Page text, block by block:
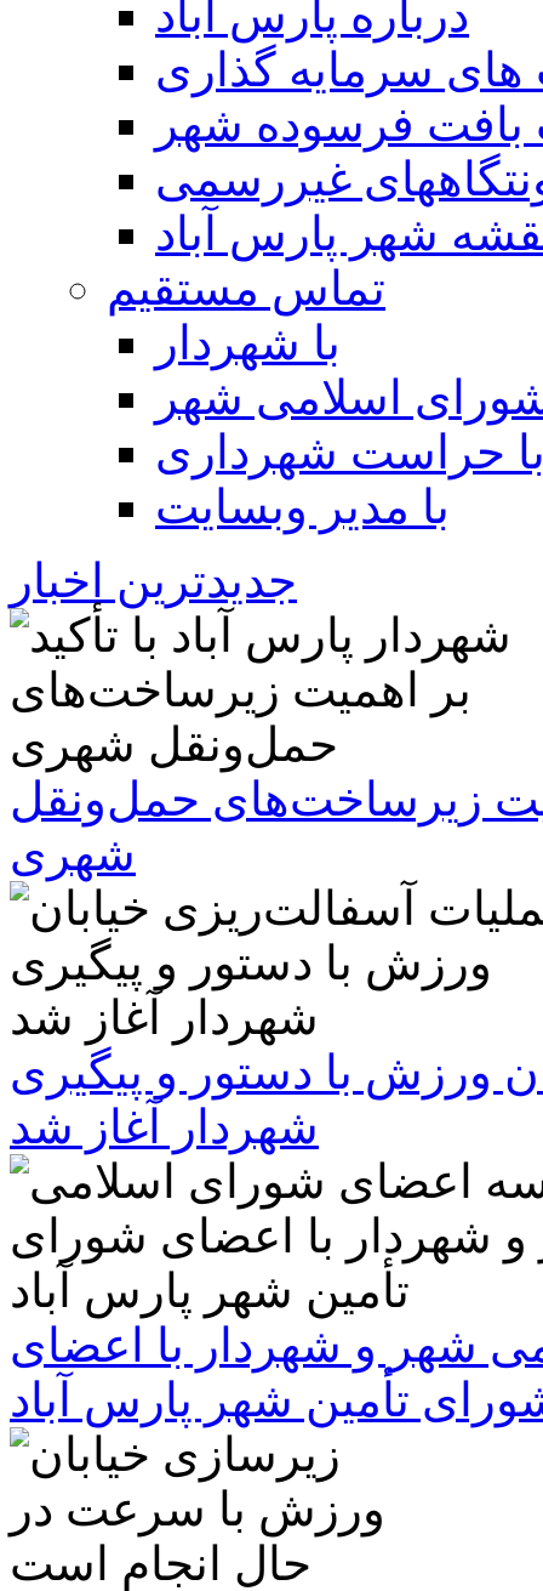
درباره پارس آباد
سرمایه گذاری
بافت فرسوده شهر
غیررسمی
شهر پارس آباد
تماس مستقیم
با شهردار
اسلامی شهر
حراست شهرداری
با مدیر وبسایت
جدیدترین اخبار
زیرساخت‌های حمل‌ونقل
شهری
ورزش با دستور و پیگیری
شهردار آغاز شد
شهر و شهردار با اعضای
تأمین شهر پارس آباد